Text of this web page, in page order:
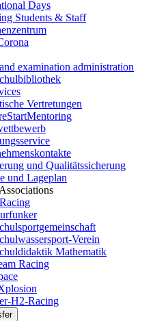
Days
Students & Staff
examination administration
Vertretungen
und Qualitätssicherung
und Lageplan
Verein
Mathematik
Racing
H2-Racing